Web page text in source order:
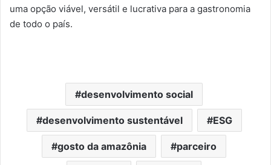
uma opção viável, versátil e lucrativa para a gastronomia
de todo o país.
desenvolvimento social
desenvolvimento sustentável ESG
gosto da amazônia parceiro